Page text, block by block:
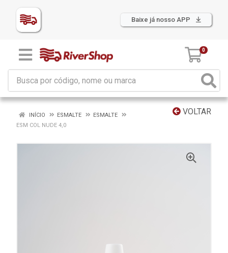
Baixe já nosso APP
0
VOLTAR
INÍCIO ESMALTE
ESMALTE
ESM COL NUDE 4,0